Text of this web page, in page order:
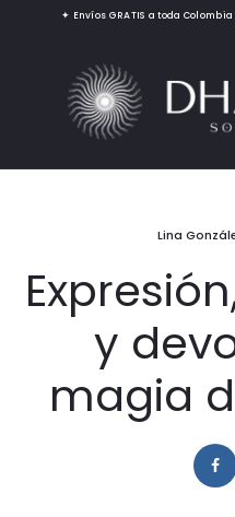
✦ Envíos GRATIS a toda
Lina
y
magia